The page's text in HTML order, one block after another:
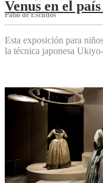
Venus en el
P‌atio de Escudos
Esta exposición para
la técnica japonesa